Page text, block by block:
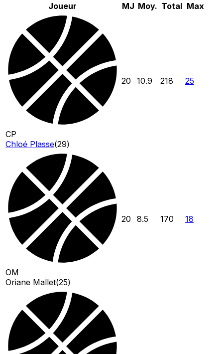
Joueur MJ Moy. Total Max
CP
Chloé Plasse(29)
20 10.9 218 25
OM
Oriane Mallet(25)
20 8.5 170 18